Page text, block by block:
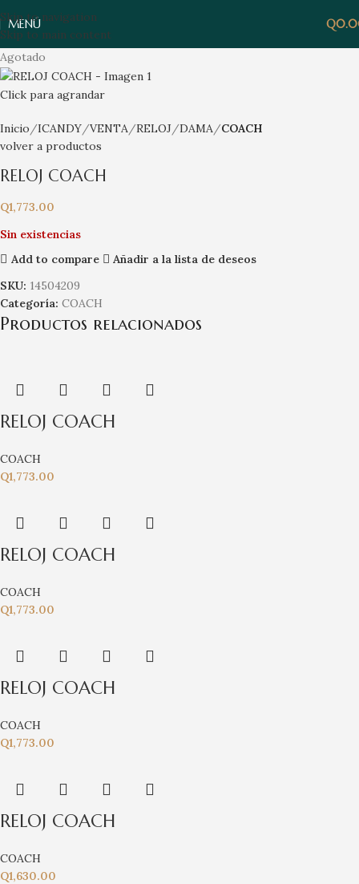
Skip to navigation
Skip to main content
MENÚ Q
Agotado
Click para agrandar
Inicio ICANDY VENTA RELOJ DAMA
COACH
volver a productos
RELOJ COACH
Q1,773.00
Sin existencias
Add to compare
Añadir a la lista de deseos
SKU: 14504209
Categoría: COACH
Productos relacionados
RELOJ COACH
COACH
Q1,773.00
RELOJ COACH
COACH
Q1,773.00
RELOJ COACH
COACH
Q1,773.00
RELOJ COACH
COACH
Q1,630.00